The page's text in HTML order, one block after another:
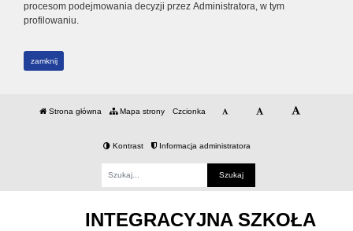
procesom podejmowania decyzji przez Administratora, w tym
profilowaniu.
zamknij
Strona główna Mapa strony Czcionka
Kontrast Informacja administratora
INTEGRACYJNA SZKOŁA